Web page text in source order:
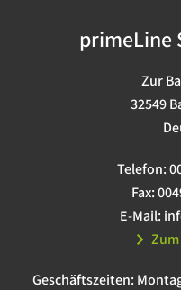
primeLine
Zur
32549
Telefon:
Fax:
E-Mail:
Geschäftszeiten: